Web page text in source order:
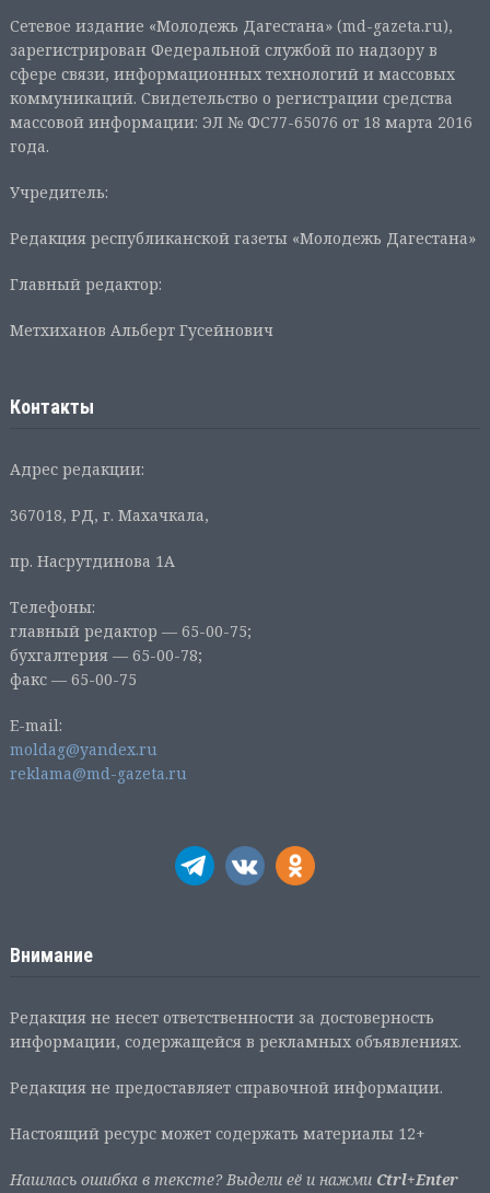
Сетевое издание «Молодежь Дагестана» (md-gazeta.ru),
зарегистрирован Федеральной службой по надзору в
сфере связи, информационных технологий и массовых
коммуникаций. Свидетельство о регистрации средства
массовой информации: ЭЛ № ФС77-65076 от 18 марта 2016
года.
Учредитель:
Редакция республиканской газеты «Молодежь Дагестана»
Главный редактор:
Метхиханов Альберт Гусейнович
Контакты
Адрес редакции:
367018, РД, г. Махачкала,
пр. Насрутдинова 1А
Телефоны:
главный редактор — 65-00-75;
бухгалтерия — 65-00-78;
факс — 65-00-75
E-mail:
moldag@yandex.ru
reklama@md-gazeta.ru
Внимание
Редакция не несет ответственности за достоверность
информации, содержащейся в рекламных объявлениях.
Редакция не предоставляет справочной информации.
Настоящий ресурс может содержать материалы 12+
Нашлась ошибка в тексте? Выдели её и нажми Ctrl+Enter